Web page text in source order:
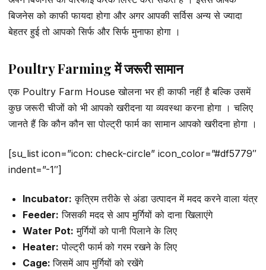
बिजनेस को काफी फायदा होगा और अगर आपकी सर्विस अन्य से ज्यादा
बेहतर हुई तो आपको सिर्फ और सिर्फ मुनाफा होगा ।
Poultry Farming में जरूरी सामान
एक Poultry Farm House खोलना भर ही काफी नहीं है बल्कि उसमें
कुछ जरूरी चीजों को भी आपको खरीदना या व्यवस्था करना होगा । चलिए
जानते हैं कि कौन कौन सा पोल्ट्री फार्म का सामान आपको खरीदना होगा ।
[su_list icon=”icon: check-circle” icon_color=”#df5779″
indent=”-1″]
Incubator: कृत्रिम तरीके से अंडा उत्पादन में मदद करने वाला यंत्र
Feeder: जिसकी मदद से आप मुर्गियों को दाना खिलाएंगे
Water Pot: मुर्गियों को पानी पिलाने के लिए
Heater: पोल्ट्री फार्म को गरम रखने के लिए
Cage:जिसमें आप मुर्गियों को रखेंगे